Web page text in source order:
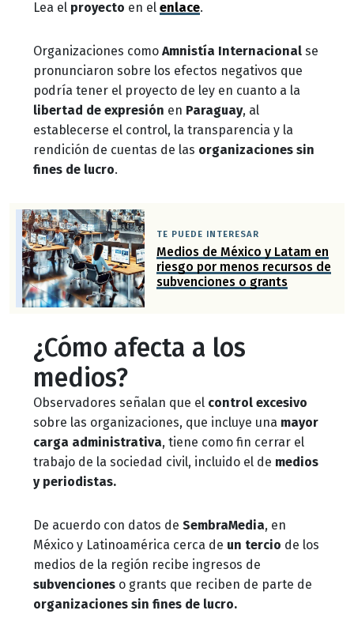
Lea el proyecto en el enlace.
Organizaciones como Amnistía Internacional se
pronunciaron sobre los efectos negativos que
podría tener el proyecto de ley en cuanto a la
libertad de expresión en Paraguay, al
establecerse el control, la transparencia y la
rendición de cuentas de las organizaciones sin
fines de lucro.
TE PUEDE INTERESAR
Medios de México y Latam en
riesgo por menos recursos de
subvenciones o grants
¿Cómo afecta a los
medios?
Observadores señalan que el control excesivo
sobre las organizaciones, que incluye una mayor
carga administrativa, tiene como fin cerrar el
trabajo de la sociedad civil, incluido el de medios
y periodistas.
De acuerdo con datos de SembraMedia, en
México y Latinoamérica cerca de un tercio de los
medios de la región recibe ingresos de
subvenciones o grants que reciben de parte de
organizaciones sin fines de lucro.